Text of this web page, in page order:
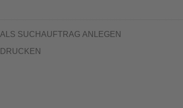
ALS SUCHAUFTRAG ANLEGEN
DRUCKEN